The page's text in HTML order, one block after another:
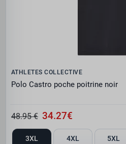
ATHLETES COLLECTIVE
Polo Castro poche poitrine noir
48.95 € 34.27€
3XL 4XL 5XL